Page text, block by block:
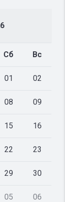
Сб Вс
01 02
08 09
15 16
22 23
29 30
05 06